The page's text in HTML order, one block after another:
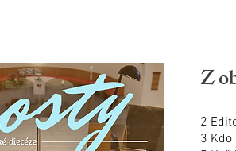
Z
2
3 Kdo